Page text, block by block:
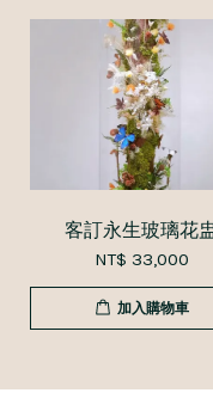
客訂永生玻璃花盅
NT$ 33,000
加入購物車